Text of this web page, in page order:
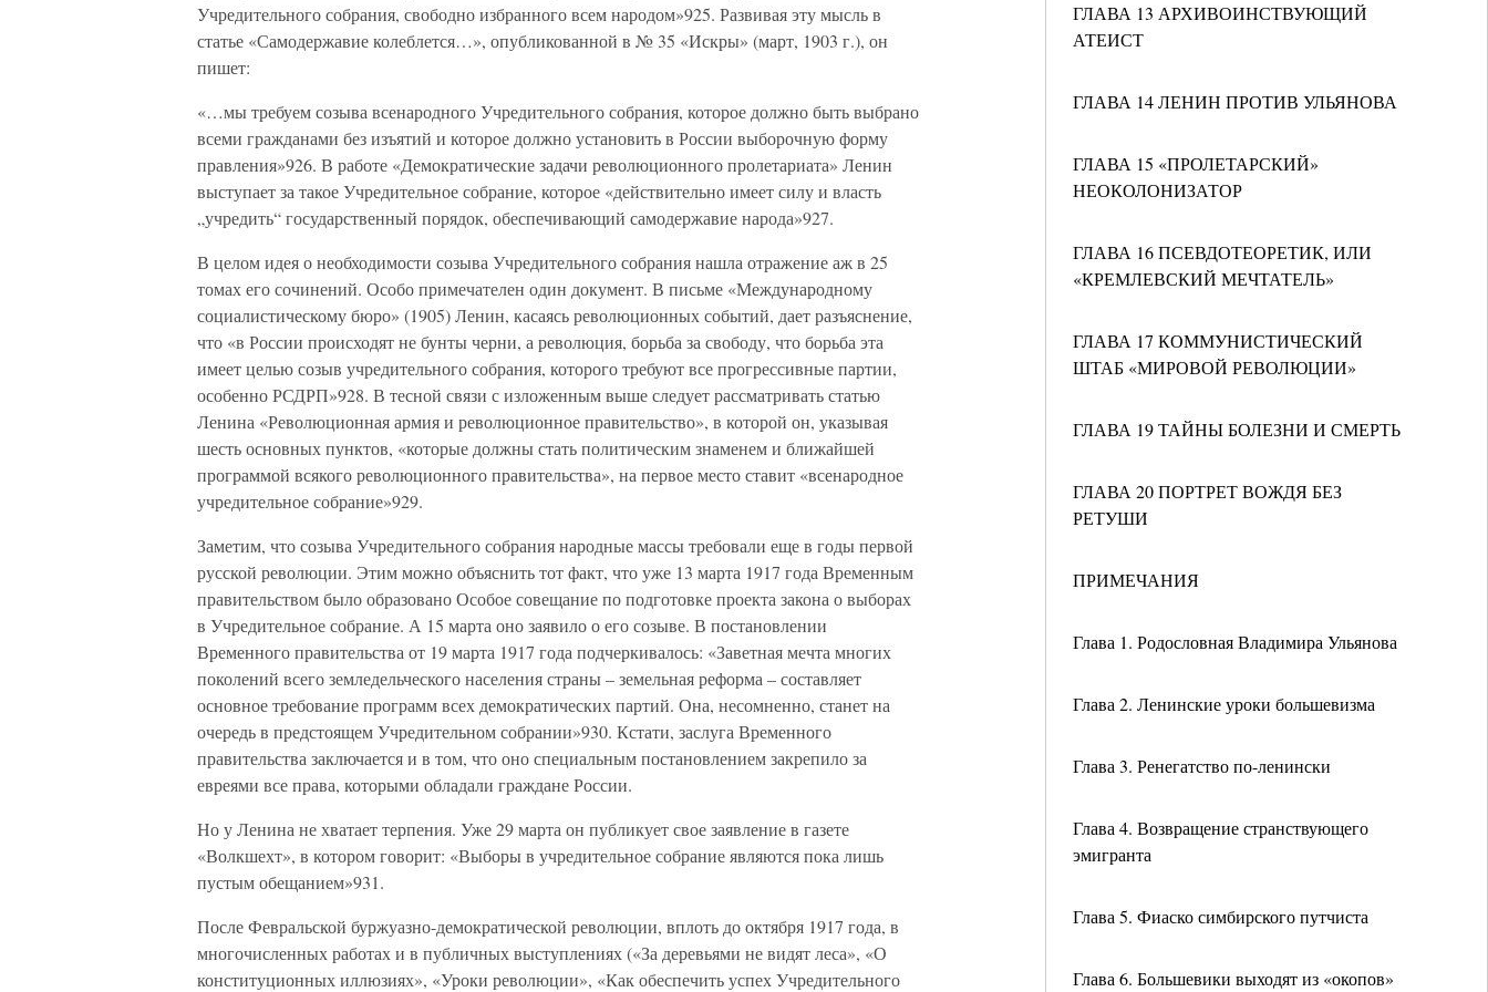
ГЛАВА 13 АРХИВОИНСТВУЮЩИЙ
АТЕИСТ
ГЛАВА 14 ЛЕНИН ПРОТИВ УЛЬЯНОВА
ГЛАВА 15 «ПРОЛЕТАРСКИЙ»
НЕОКОЛОНИЗАТОР
ГЛАВА 16 ПСЕВДОТЕОРЕТИК, ИЛИ
«КРЕМЛЕВСКИЙ МЕЧТАТЕЛЬ»
ГЛАВА 17 КОММУНИСТИЧЕСКИЙ
ШТАБ «МИРОВОЙ РЕВОЛЮЦИИ»
ГЛАВА 19 ТАЙНЫ БОЛЕЗНИ И СМЕРТЬ
ГЛАВА 20 ПОРТРЕТ ВОЖДЯ БЕЗ
РЕТУШИ
ПРИМЕЧАНИЯ
Глава 1. Родословная Владимира Ульянова
Глава 2. Ленинские уроки большевизма
Глава 3. Ренегатство по-ленински
Глава 4. Возвращение странствующего
эмигранта
Глава 5. Фиаско симбирского путчиста
Глава 6. Большевики выходят из «окопов»
Учредительного собрания, свободно избранного всем народом»925. Развивая эту мысль в
статье «Самодержавие колеблется…», опубликованной в № 35 «Искры» (март, 1903 г.), он
пишет:
«…мы требуем созыва всенародного Учредительного собрания, которое должно быть выбрано
всеми гражданами без изъятий и которое должно установить в России выборочную форму
правления»926. В работе «Демократические задачи революционного пролетариата» Ленин
выступает за такое Учредительное собрание, которое «действительно имеет силу и власть
„учредить“ государственный порядок, обеспечивающий самодержавие народа»927.
В целом идея о необходимости созыва Учредительного собрания нашла отражение аж в 25
томах его сочинений. Особо примечателен один документ. В письме «Международному
социалистическому бюро» (1905) Ленин, касаясь революционных событий, дает разъяснение,
что «в России происходят не бунты черни, а революция, борьба за свободу, что борьба эта
имеет целью созыв учредительного собрания, которого требуют все прогрессивные партии,
особенно РСДРП»928. В тесной связи с изложенным выше следует рассматривать статью
Ленина «Революционная армия и революционное правительство», в которой он, указывая
шесть основных пунктов, «которые должны стать политическим знаменем и ближайшей
программой всякого революционного правительства», на первое место ставит «всенародное
учредительное собрание»929.
Заметим, что созыва Учредительного собрания народные массы требовали еще в годы первой
русской революции. Этим можно объяснить тот факт, что уже 13 марта 1917 года Временным
правительством было образовано Особое совещание по подготовке проекта закона о выборах
в Учредительное собрание. А 15 марта оно заявило о его созыве. В постановлении
Временного правительства от 19 марта 1917 года подчеркивалось: «Заветная мечта многих
поколений всего земледельческого населения страны – земельная реформа – составляет
основное требование программ всех демократических партий. Она, несомненно, станет на
очередь в предстоящем Учредительном собрании»930. Кстати, заслуга Временного
правительства заключается и в том, что оно специальным постановлением закрепило за
евреями все права, которыми обладали граждане России.
Но у Ленина не хватает терпения. Уже 29 марта он публикует свое заявление в газете
«Волкшехт», в котором говорит: «Выборы в учредительное собрание являются пока лишь
пустым обещанием»931.
После Февральской буржуазно-демократической революции, вплоть до октября 1917 года, в
многочисленных работах и в публичных выступлениях («За деревьями не видят леса», «О
конституционных иллюзиях», «Уроки революции», «Как обеспечить успех Учредительного